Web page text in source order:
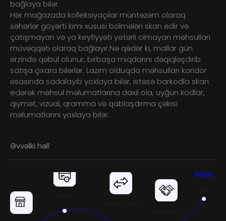
bağlaya bilər.
Hər mağazada kolleksiyaçılar müntəzəm olaraq
səhərlər göyərti kimi xüsusi bölmələri skan edir və
çatışmayan və ya keyfiyyəti yetərli olmayan məhsulları
müvəqqəti olaraq bağlayır.Nə qədər ki, mallar gün
ərzində qəbul olunur, birbaşa miqdarını dəqiqləşdirib
satışa çıxara bilərlər. Lazım olduqda məhsulları koridor
əsasında sadalayıb yoxlaya bilər, istəsə barkodla skan
edərək məhsul məlumatlarına daxil ola, uyğun kodlar,
qiymət, vizual, qramma və qablaşdırma çəkisi
məlumatlarını yoxlaya bilər.
Əvvəlki həll